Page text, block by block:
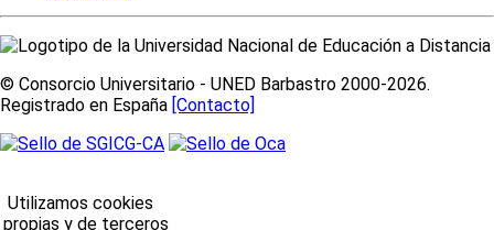
© Consorcio Universitario - UNED Barbastro 2000-2026.
Registrado en España [Contacto]
Utilizamos cookies
propias y de terceros